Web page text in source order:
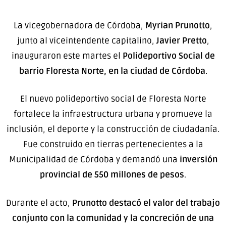
La vicegobernadora de Córdoba, Myrian Prunotto,
junto al viceintendente capitalino,Javier Pretto,
inauguraron este martes el Polideportivo Social de
barrio Floresta Norte, en la ciudad de Córdoba.
El nuevo polideportivo social de Floresta Norte
fortalece la infraestructura urbana y promueve la
inclusión, el deporte y la construcción de ciudadanía.
Fue construido en tierras pertenecientes a la
Municipalidad de Córdoba y demandó una inversión
provincial de 550 millones de pesos.
Durante el acto, Prunotto destacó el valor del trabajo
conjunto con la comunidad y la concreción de una